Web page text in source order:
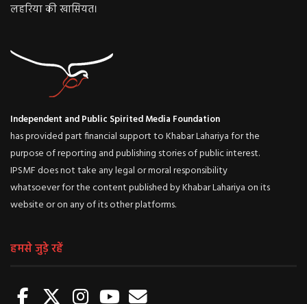
लहरिया की खासियत।
Independent and Public Spirited Media Foundation
has provided part financial support to Khabar Lahariya for the
purpose of reporting and publishing stories of public interest.
IPSMF does not take any legal or moral responsibility
whatsoever for the content published by Khabar Lahariya on its
website or on any of its other platforms.
हमसे जुड़े रहें